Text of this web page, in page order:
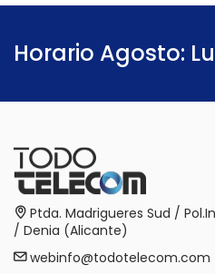
Horario Agosto:
Ptda. Madrigueres Sud /
/ Denia (Alicante)
webinfo@todotelecom.com